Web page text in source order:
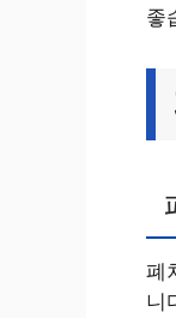
좋
폐
니